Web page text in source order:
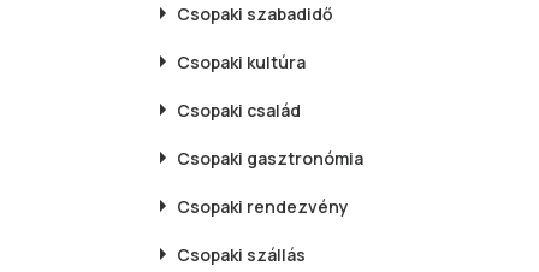
Csopaki szabadidő
Csopaki kultúra
Csopaki család
Csopaki gasztronómia
Csopaki rendezvény
Csopaki szállás